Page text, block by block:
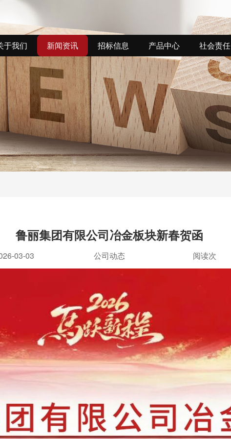
于我们 新闻资讯 招标信息 产品中心 社会责任
鲁丽集团有限公司冶金板块新春贺函
03-03 公司动态 阅读次